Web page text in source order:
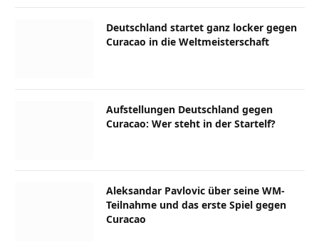
Deutschland startet ganz locker gegen
Curacao in die Weltmeisterschaft
Aufstellungen Deutschland gegen
Curacao: Wer steht in der Startelf?
Aleksandar Pavlovic über seine WM-
Teilnahme und das erste Spiel gegen
Curacao